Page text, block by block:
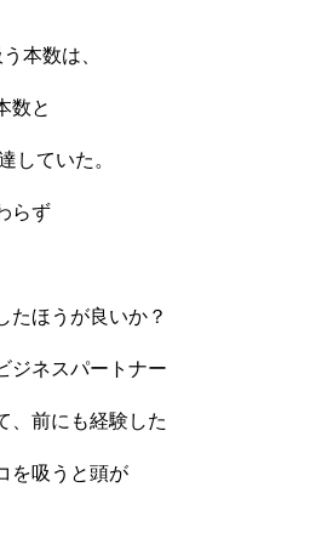
本数は、
数と
していた。
らず
たほうが良いか？
ジネスパートナー
、前にも経験した
を吸うと頭が